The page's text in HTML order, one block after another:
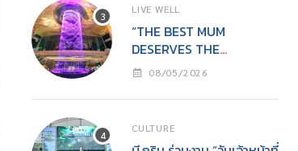
LIVE WELL
“THE BEST MUM
DESERVES THE
BEST”ไอคอนสยามชวนลูก
ในวันแม่
08/05/2026
CULTURE